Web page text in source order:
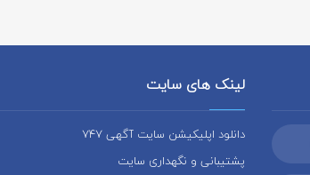
لینک های سایت
دانلود اپلیکیشن سایت آگهی 747
پشتیبانی و نگهداری سایت